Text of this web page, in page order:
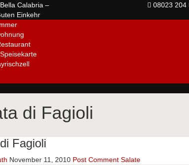
08023 204
di Fagioli
Fagioli
November 11, 2010 Post Comment Salate